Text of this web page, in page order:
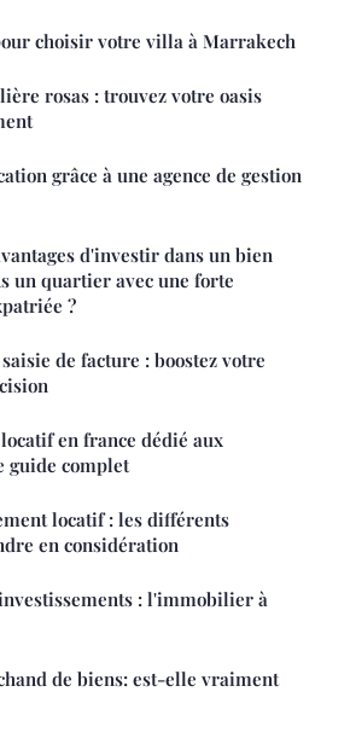
choisir votre villa à Marrakech
rosas : trouvez votre oasis
grâce à une agence de gestion
d'investir dans un bien
un quartier avec une forte
?
de facture : boostez votre
en france dédié aux
guide complet
locatif : les différents
en considération
: l'immobilier à
de biens: est-elle vraiment